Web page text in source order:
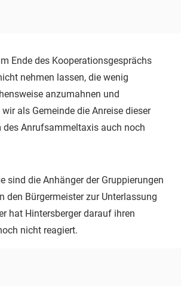
Ende des Kooperationsgesprächs
nehmen lassen, die wenig
anzumahnen und
als Gemeinde die Anreise dieser
des Anrufsammeltaxis auch noch
sind die Anhänger der Gruppierungen
den Bürgermeister zur Unterlassung
hat Hintersberger darauf ihren
nicht reagiert.